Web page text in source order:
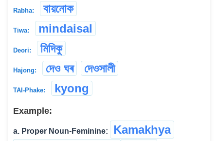
Rabha: বায়নোক
Tiwa: mindaisal
Deori: মিদিকু
Hajong: দেও ঘৰ দেওসালী
TAI-Phake: kyong
Example:
a. Proper Noun-Feminine: Kamakhya